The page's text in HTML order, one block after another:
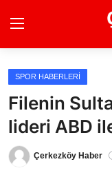
Ana Sayfa
Son Dakika
Ekonomi Haberleri
SPOR HABERLERI
Filenin
lideri ABD
Çerkezköy Haber